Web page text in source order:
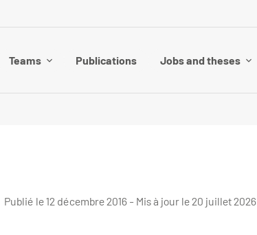
Teams Publications Jobs and theses
Publié le 12 décembre 2016 - Mis à jour le 20 juillet 2026